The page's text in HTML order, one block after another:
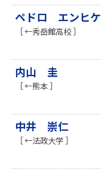
ペドロ エンヒ
［ ←秀岳館高校 ］
内山 圭
［ ←熊本 ］
中井 崇仁
［ ←法政大学 ］